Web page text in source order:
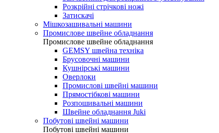
Розкрійні стрічкові ножі
Затискачі
Мішкозашивальні машини
Промислове швейне обладнання
Промислове швейне обладнання
GEMSY швейна техніка
Брусовочні машини
Кушнірські машини
Оверлоки
Промислові швейні машини
Прямостібкові машини
Розпошивальні машини
Швейне обладнання Juki
Побутові швейні машини
Побутові швейні машини